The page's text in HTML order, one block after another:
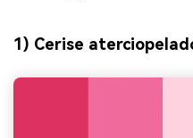
1) Cerise